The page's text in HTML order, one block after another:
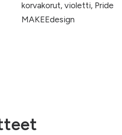
korvakorut, violetti, Pride
MAKEEdesign